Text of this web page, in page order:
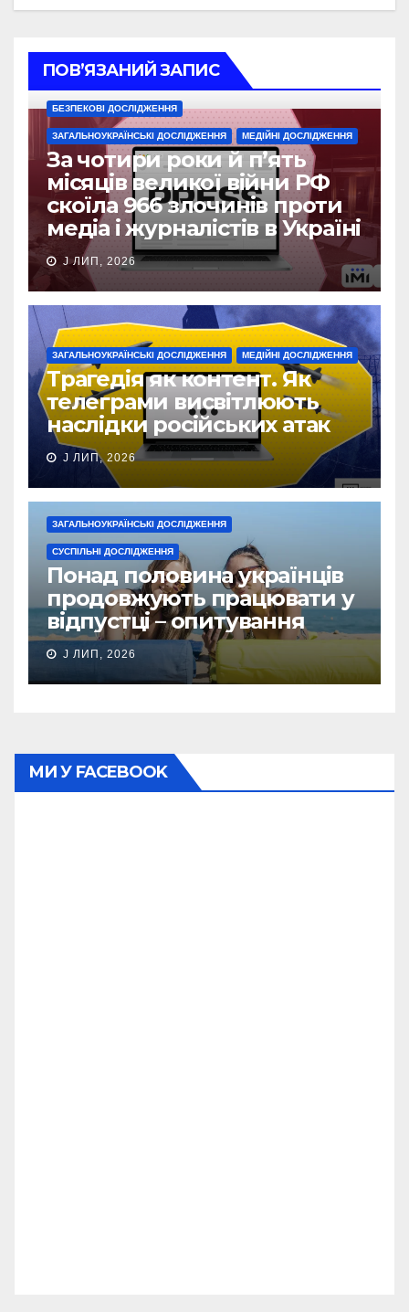
ПОВ’ЯЗАНИЙ ЗАПИС
БЕЗПЕКОВІ ДОСЛІДЖЕННЯ
ЗАГАЛЬНОУКРАЇНСЬКІ ДОСЛІДЖЕННЯ МЕДІЙНІ ДОСЛІДЖЕННЯ
За чотири роки й п’ять
місяців великої війни РФ
скоїла 966 злочинів проти
медіа і журналістів в Україні
J ЛИП, 2026
ЗАГАЛЬНОУКРАЇНСЬКІ ДОСЛІДЖЕННЯ МЕДІЙНІ ДОСЛІДЖЕННЯ
Трагедія як контент. Як
телеграми висвітлюють
наслідки російських атак
J ЛИП, 2026
ЗАГАЛЬНОУКРАЇНСЬКІ ДОСЛІДЖЕННЯ
СУСПІЛЬНІ ДОСЛІДЖЕННЯ
Понад половина українців
продовжують працювати у
відпустці – опитування
J ЛИП, 2026
МИ У FACEBOOK